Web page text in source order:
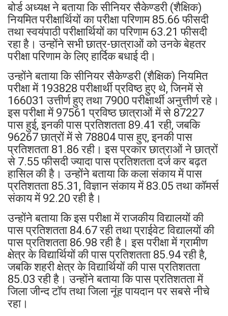
बोर्ड अध्यक्ष ने बताया कि सीनियर सैकेण्डरी (शैक्षिक)
नियमित परीक्षार्थियों का परीक्षा परिणाम 85.66 फीसदी
तथा स्वयंपाठी परीक्षार्थियों का परिणाम 63.21 फीसदी
रहा है। उन्होंने सभी छात्र-छात्राओं को उनके बेहतर
परीक्षा परिणाम के लिए हार्दिक बधाई दी।
उन्होंने बताया कि सीनियर सैकेण्डरी (शैक्षिक) नियमित
परीक्षा में 193828 परीक्षार्थी प्रविष्ठ हुए थे, जिनमें से
166031 उत्तीर्ण हुए तथा 7900 परीक्षार्थी अनुत्तीर्ण रहे।
इस परीक्षा में 97561 प्रविष्ठ छात्राओं में से 87227
पास हुई, इनकी पास प्रतिशतता 89.41 रही, जबकि
96267 छात्रों में से 78804 पास हुए, इनकी पास
प्रतिशतता 81.86 रही। इस प्रकार छात्राओं ने छात्रों
से 7.55 फीसदी ज्यादा पास प्रतिशतता दर्ज कर बढ़त
हासिल की है। उन्होंने बताया कि कला संकाय में पास
प्रतिशतता 85.31, विज्ञान संकाय में 83.05 तथा कॉमर्स
संकाय में 92.20 रही है।
उन्होंने बताया कि इस परीक्षा में राजकीय विद्यालयों की
पास प्रतिशतता 84.67 रही तथा प्राईवेट विद्यालयों की
पास प्रतिशतता 86.98 रही है। इस परीक्षा में ग्रामीण
क्षेत्र के विद्यार्थियों की पास प्रतिशतता 85.94 रही है,
जबकि शहरी क्षेत्र के विद्यार्थियों की पास प्रतिशतता
85.03 रही है। उन्होंने बताया कि पास प्रतिशतता में
जिला जीन्द टॉप तथा जिला नूंह पायदान पर सबसे नीचे
रहा।